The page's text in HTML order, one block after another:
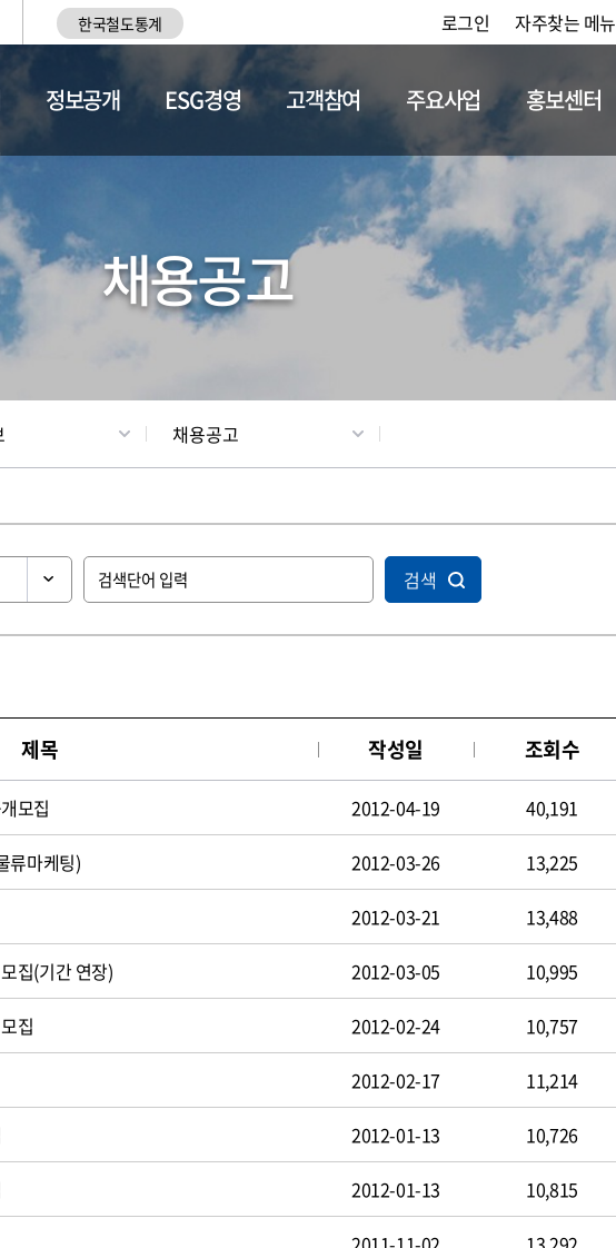
한국철도통계 로그인 자주찾는 메뉴
채용정보
정보공개 ESG경영 고객참여 주요사업 홍보센터
채용공고
채용공고
검색
제목 작성일 조회수
모집 2012-04-19 40,191
류마케팅) 2012-03-26 13,225
2012-03-21 13,488
집(기간 연장) 2012-03-05 10,995
집 2012-02-24 10,757
2012-02-17 11,214
2012-01-13 10,726
2012-01-13 10,815